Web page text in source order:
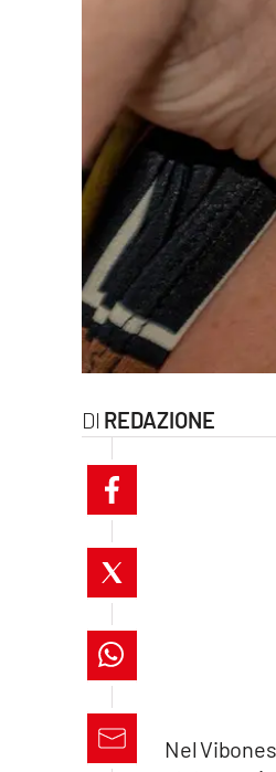
lacitymag.it
cosenzachannel.it
ilvibonese.it
catanzarochannel.it
lacapitalenews.it
REDAZIONE
Nel